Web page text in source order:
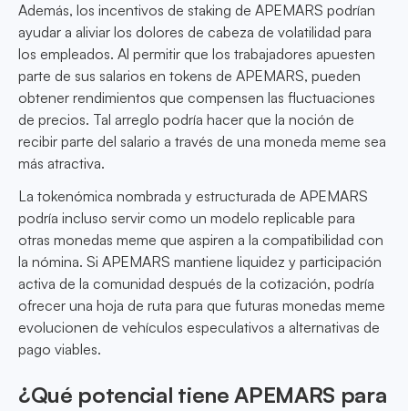
Además, los incentivos de staking de APEMARS podrían
ayudar a aliviar los dolores de cabeza de volatilidad para
los empleados. Al permitir que los trabajadores apuesten
parte de sus salarios en tokens de APEMARS, pueden
obtener rendimientos que compensen las fluctuaciones
de precios. Tal arreglo podría hacer que la noción de
recibir parte del salario a través de una moneda meme sea
más atractiva.
La tokenómica nombrada y estructurada de APEMARS
podría incluso servir como un modelo replicable para
otras monedas meme que aspiren a la compatibilidad con
la nómina. Si APEMARS mantiene liquidez y participación
activa de la comunidad después de la cotización, podría
ofrecer una hoja de ruta para que futuras monedas meme
evolucionen de vehículos especulativos a alternativas de
pago viables.
¿Qué potencial tiene APEMARS para